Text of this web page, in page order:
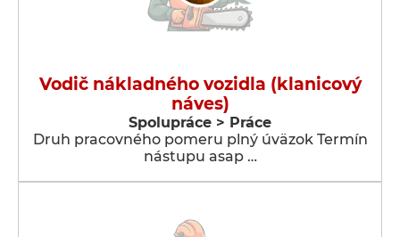
Vodič nákladného vozidla (klanicový
náves)
Spolupráce > Práce
Druh pracovného pomeru plný úväzok Termín
nástupu asap …